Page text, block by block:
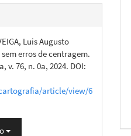
Luis Augusto
erros de centragem.
v. 76, n. 0a, 2024. DOI:
article/view/6